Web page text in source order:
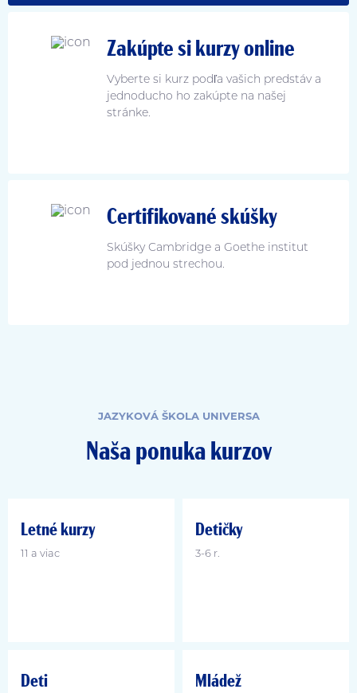
Zakúpte si kurzy online
Vyberte si kurz podľa vašich predstáv a
jednoducho ho zakúpte na našej
stránke.
Certifikované skúšky
Skúšky Cambridge a Goethe institut
pod jednou strechou.
JAZYKOVÁ ŠKOLA UNIVERSA
Naša ponuka kurzov
Letné kurzy
11 a viac
Detičky
3-6 r.
Deti Mládež